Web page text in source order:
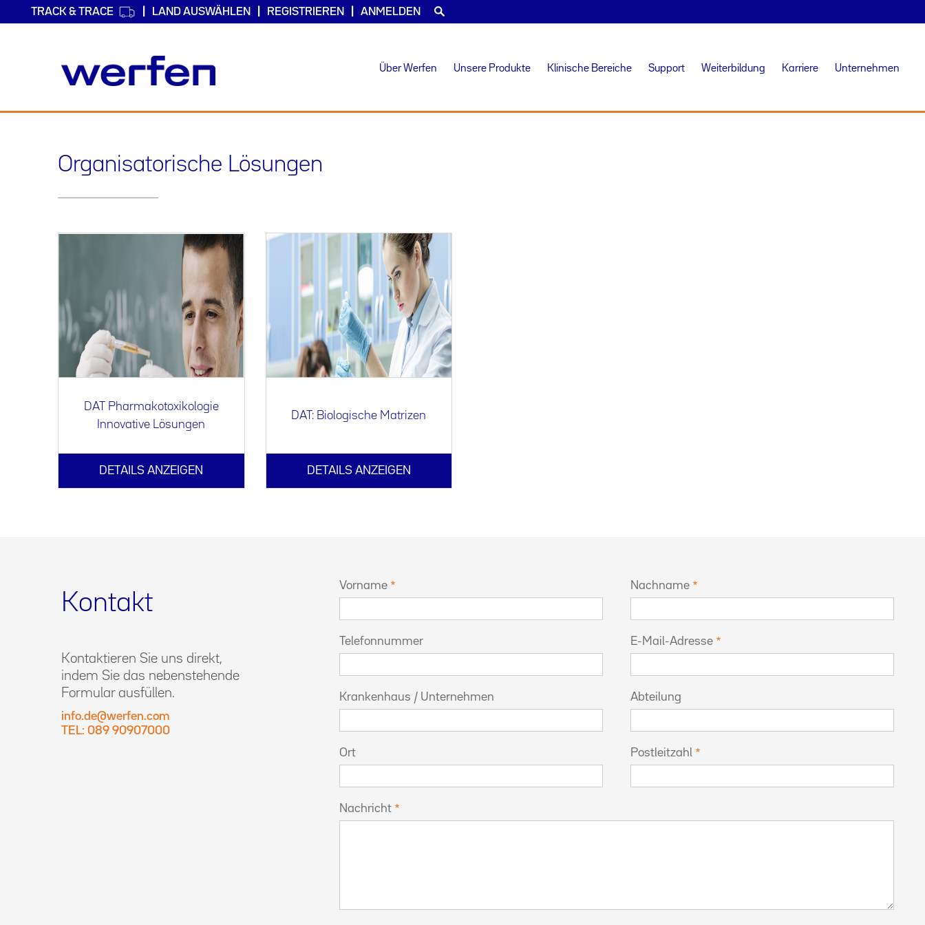
TRACK & TRACE LAND AUSWÄHLEN REGISTRIEREN ANMELDEN
Über Werfen Unsere Produkte Klinische Bereiche Support Weiterbildung Karriere Unternehmen
Organisatorische Lösungen
DAT Pharmakotoxikologie
Innovative Lösungen
DETAILS ANZEIGEN
DAT: Biologische Matrizen
DETAILS ANZEIGEN
Kontakt
Kontaktieren Sie uns direkt,
indem Sie das nebenstehende
Formular ausfüllen.
info.de@werfen.com
TEL: 089 90907000
Vorname Nachname
Telefonnummer E-Mail-Adresse
Krankenhaus / Unternehmen Abteilung
Ort Postleitzahl
Nachricht